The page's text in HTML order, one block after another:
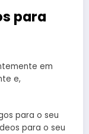
para
em
e,
para o seu
para o seu